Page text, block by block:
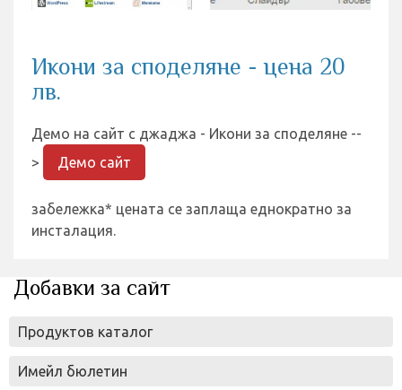
Икони за споделяне - цена 20
лв.
Демо на сайт с джаджа - Икони за споделяне --
>
Демо сайт
забележка* цената се заплаща еднократно за
инсталация.
Добавки за сайт
Продуктов каталог
Имейл бюлетин